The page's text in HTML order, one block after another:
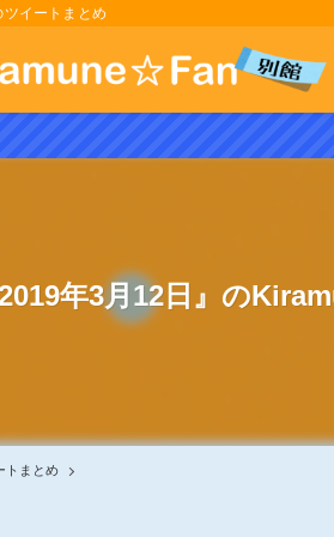
イートまとめ
2019年3月12日』の
トまとめ